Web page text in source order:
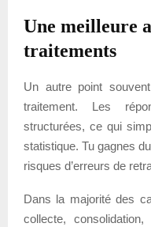
Une meilleure
traitements
Un autre point
traitement. Les
structurées, ce qui
statistique. Tu gagnes
risques d’erreurs de
Dans la majorité des
collecte,